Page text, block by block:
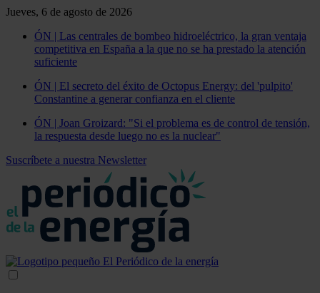
Jueves, 6 de agosto de 2026
ÓN | Las centrales de bombeo hidroeléctrico, la gran ventaja
competitiva en España a la que no se ha prestado la atención
suficiente
ÓN | El secreto del éxito de Octopus Energy: del 'pulpito'
Constantine a generar confianza en el cliente
ÓN | Joan Groizard: "Si el problema es de control de tensión,
la respuesta desde luego no es la nuclear"
Suscríbete a nuestra Newsletter